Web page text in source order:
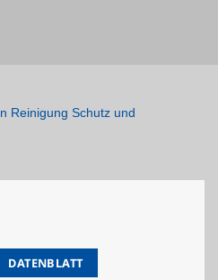
Reinigung Schutz und
DATENBLATT